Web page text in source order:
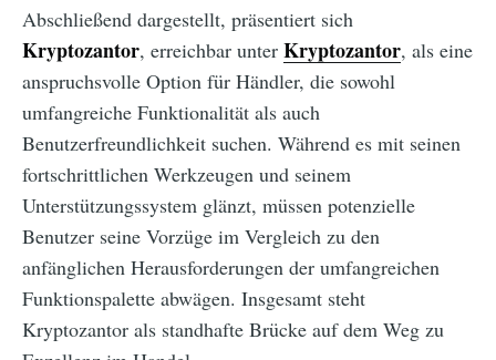
Abschließend dargestellt, präsentiert sich
Kryptozantor, erreichbar unter Kryptozantor, als eine
anspruchsvolle Option für Händler, die sowohl
umfangreiche Funktionalität als auch
Benutzerfreundlichkeit suchen. Während es mit seinen
fortschrittlichen Werkzeugen und seinem
Unterstützungssystem glänzt, müssen potenzielle
Benutzer seine Vorzüge im Vergleich zu den
anfänglichen Herausforderungen der umfangreichen
Funktionspalette abwägen. Insgesamt steht
Kryptozantor als standhafte Brücke auf dem Weg zu